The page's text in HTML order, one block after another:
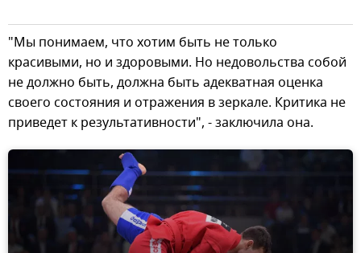
"Мы понимаем, что хотим быть не только
красивыми, но и здоровыми. Но недовольства собой
не должно быть, должна быть адекватная оценка
своего состояния и отражения в зеркале. Критика не
приведет к результативности", - заключила она.